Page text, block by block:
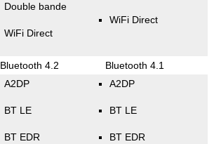
Double bande
WiFi Direct
WiFi Direct
Bluetooth 4.2 Bluetooth 4.1
A2DP
BT LE
BT EDR
A2DP
BT LE
BT EDR